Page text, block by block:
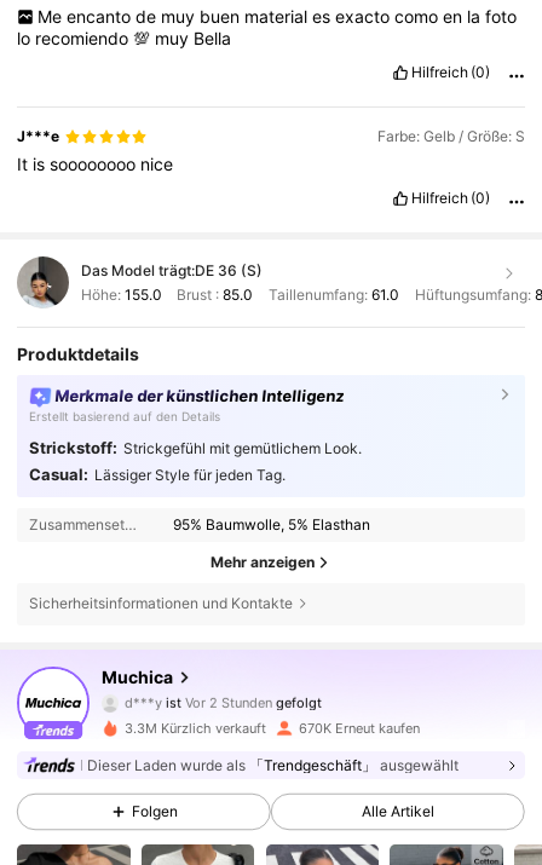
Me encanto de muy buen material es exacto como en la foto
lo recomiendo💯 muy Bella
Hilfreich (0)
J***e Farbe: Gelb / Größe: S
It issoooooooo nice
Hilfreich (0)
Das Model trägt:DE 36 (S)
Höhe: 155.0 Brust :85.0 Taillenumfang: 61.0 Hüftungsumfang:
Produktdetails
Merkmale der künstlichen Intelligenz
Erstellt basierend auf den Details
Strickstoff: Strickgefühl mit gemütlichem Look.
Casual: Lässiger Style für jeden Tag.
Zusammensetzung: 95% Baumwolle, 5% Elasthan
Mehr anzeigen
Sicherheitsinformationen und Kontakte
Muchica
a***0ist am Durchsuchen
4,75
336K Follower
4,75
3.3M Kürzlich verkauft 670K Erneut kaufen
Dieser Laden wurde als 「Trendgeschäft」 ausgewählt
Folgen Alle Artikel